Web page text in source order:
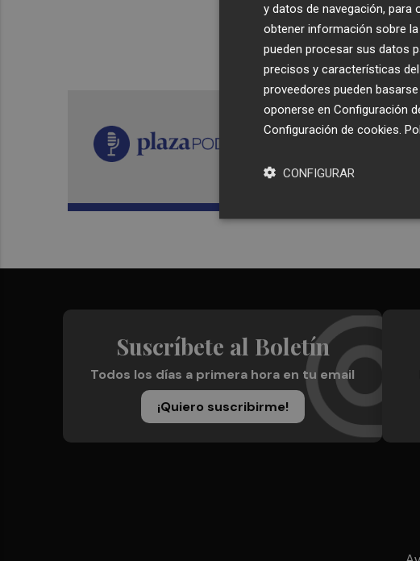
Suscríbete al Boletín
Todos los días a primera hora en tu email
¡Quiero suscribirme!
y datos de navegación, para
obtener información sobre
pueden procesar sus datos
precisos y características
proveedores pueden
oponerse en Configuración
Configuración de cookies
CONFIGURAR